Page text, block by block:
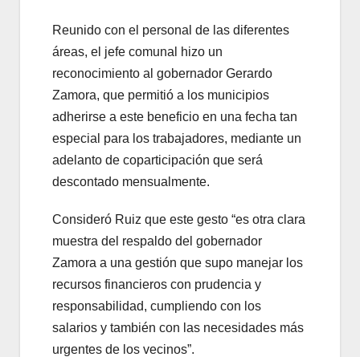
Reunido con el personal de las diferentes
áreas, el jefe comunal hizo un
reconocimiento al gobernador Gerardo
Zamora, que permitió a los municipios
adherirse a este beneficio en una fecha tan
especial para los trabajadores, mediante un
adelanto de coparticipación que será
descontado mensualmente.
Consideró Ruiz que este gesto “es otra clara
muestra del respaldo del gobernador
Zamora a una gestión que supo manejar los
recursos financieros con prudencia y
responsabilidad, cumpliendo con los
salarios y también con las necesidades más
urgentes de los vecinos”.